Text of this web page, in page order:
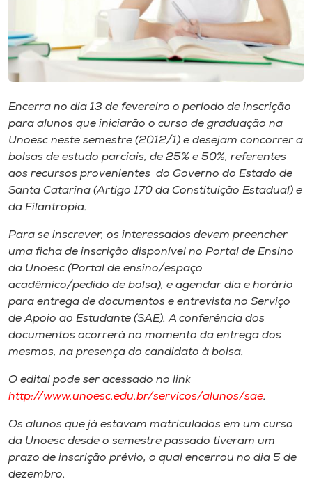
Rádio
Unoesc
Store
o idioma
Encerra no dia 13 de fevereiro o período de inscrição
para alunos que iniciarão o curso de graduação na
Unoesc neste semestre (2012/1) e desejam concorrer a
bolsas de estudo parciais, de 25% e 50%, referentes
aos recursos provenientes do Governo do Estado de
Santa Catarina (Artigo 170 da Constituição Estadual) e
da Filantropia.
Para se inscrever, os interessados devem preencher
uma ficha de inscrição disponível no Portal de Ensino
da Unoesc (Portal de ensino/espaço
acadêmico/pedido de bolsa), e agendar dia e horário
para entrega de documentos e entrevista no Serviço
de Apoio ao Estudante (SAE). A conferência dos
documentos ocorrerá no momento da entrega dos
mesmos, na presença do candidato à bolsa.
O edital pode ser acessado no link
http://www.unoesc.edu.br/servicos/alunos/sae.
Os alunos que já estavam matriculados em um curso
da Unoesc desde o semestre passado tiveram um
prazo de inscrição prévio, o qual encerrou no dia 5 de
dezembro.